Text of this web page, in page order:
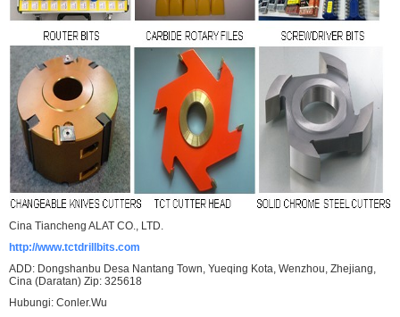
Cina Tiancheng ALAT CO., LTD.
http://www.tctdrillbits.com
ADD: Dongshanbu Desa Nantang Town, Yueqing Kota, Wenzhou, Zhejiang,
Cina (Daratan) Zip: 325618
Hubungi: Conler.Wu